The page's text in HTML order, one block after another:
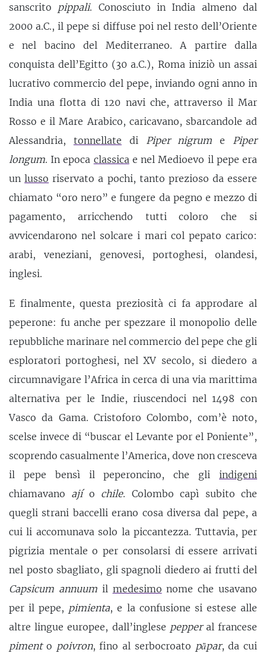
sanscrito pippali. Conosciuto in India almeno dal
2000 a.C., il pepe si diffuse poi nel resto dell’Oriente
e nel bacino del Mediterraneo. A partire dalla
conquista dell’Egitto (30 a.C.), Roma iniziò un assai
lucrativo commercio del pepe, inviando ogni anno in
India una flotta di 120 navi che, attraverso il Mar
Rosso e il Mare Arabico, caricavano, sbarcandole ad
Alessandria, tonnellate di Piper nigrum e Piper
longum. In epoca classica e nel Medioevo il pepe era
unlusso riservato a pochi, tanto prezioso da essere
chiamato “oro nero” e fungere da pegno e mezzo di
pagamento, arricchendo tutti coloro che si
avvicendarono nel solcare i mari col pepato carico:
arabi, veneziani, genovesi, portoghesi, olandesi,
inglesi.
E finalmente, questa preziosità ci fa approdare al
peperone: fu anche per spezzare il monopolio delle
repubbliche marinare nel commercio del pepe che gli
esploratori portoghesi, nel XV secolo, si diedero a
circumnavigare l’Africa in cerca di una via marittima
alternativa per le Indie, riuscendoci nel 1498 con
Vasco da Gama. Cristoforo Colombo, com’è noto,
scelse invece di “buscar el Levante por el Poniente”,
scoprendo casualmente l’America, dove non cresceva
il pepe bensì il peperoncino, che gli indigeni
chiamavano ajío chile. Colombo capì subito che
quegli strani baccelli erano cosa diversa dal pepe, a
cui li accomunava solo la piccantezza. Tuttavia, per
pigrizia mentale o per consolarsi di essere arrivati
nel posto sbagliato, gli spagnoli diedero ai frutti del
Capsicum annuumil medesimo nome che usavano
per il pepe, pimienta, e la confusione si estese alle
altre lingue europee, dall’inglese pepperal francese
pimento poivron, fino al serbocroato pȁpar, da cui